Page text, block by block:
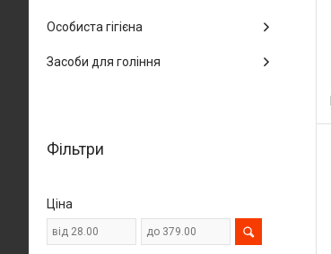
Особиста гігієна
Засоби для гоління
Фільтри
Ціна